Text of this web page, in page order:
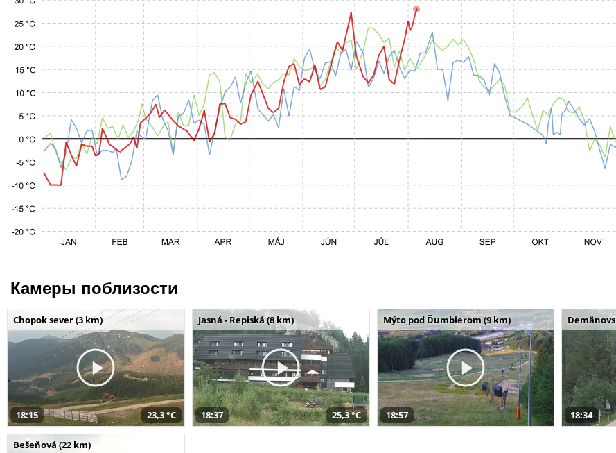
Камеры поблизости
Chopok sever (3 km)
18:15 23,3 °C
Jasná - Repiská (8 km)
18:37 25,3 °C
Mýto pod Ďumbierom (9 km)
18:57 18:34
Bešeňová (22 km)